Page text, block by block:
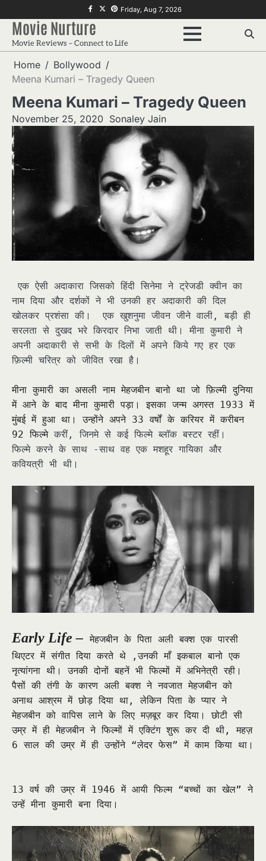
to
content
f twitterpinterest
Friday, Aug 7, 2026
Movie Nurture
Movie Reviews – Connect to Life
Home
Bollywood
Meena Kumari – Tragedy Queen
Meena Kumari – Tragedy Queen
November 25, 2020 Sonaley Jain
एक ऐसी अदाकारा जिसको हिंदी सिनेमा ने ट्रेजडी क्वीन का
नाम दिया और दर्शकों ने भी उनकी हर अदाकारी की दिल
खोलकर प्रशंसा की। एक खुशनुमा जीवन जीने वाली, बड़ी ही
सरलता से दुखद भरे किरदार निभा जाती थी। मीना कुमारी ने
अपनी अदाकारी से सभी के दिलों में अपने किये गए हर एक
फ़िल्मी चरित्र को जीवित रखा है।
मीना कुमारी का असली नाम मेहजबीन बानो था जो फ़िल्मी दुनिया
में आने के बाद मीना कुमारी पड़ा। इसका जन्म अगस्त 1933 में
मुंबई में हुआ था। उन्होंने अपने 33 वर्षों के करियर में करीबन
92 फिल्मे करीं, जिनमे से कई फिल्मे ब्लॉक बस्टर रहीं।
फिल्मे करने के साथ -साथ वह एक मशहूर गायिका और
कवियत्री भी थी।
Early Life – मेहजबीन के पिता अली बक्श एक पारसी
थिएटर में संगीत दिया करते थे ,उनकी माँ इकबाल बानो एक
नृत्यांगना थी। उनकी दोनों बहनें भी फिल्मों में अभिनेत्री रही।
पैसों की तंगी के कारण अली बक्श ने नवजात मेहजबीन को
अनाथ आश्रम में छोड़ दिया था, लेकिन पिता के प्यार ने
मेहजबीन को वापिस लाने के लिए मज़बूर कर दिया। छोटी सी
उम्र में ही मेहजबीन ने फिल्मों में एक्टिंग शुरू कर दी थी, महज़
6 साल की उम्र में ही उन्होंने “लेदर फेस” में काम किया था।
13 वर्ष की उम्र में 1946 में आयी फिल्म “बच्चों का खेल” ने
उन्हें मीना कुमारी बना दिया।